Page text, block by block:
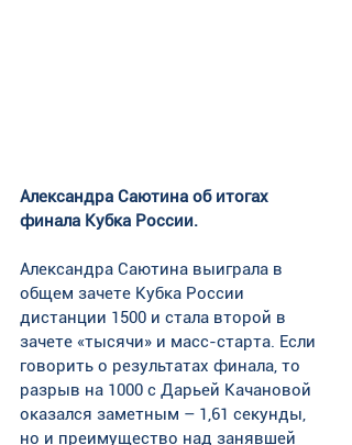
Александра Саютина об итогах
финала Кубка России.
Александра Саютина выиграла в
общем зачете Кубка России
дистанции 1500 и стала второй в
зачете «тысячи» и масс-старта. Если
говорить о результатах финала, то
разрыв на 1000 с Дарьей Качановой
оказался заметным – 1,61 секунды,
но и преимущество над занявшей